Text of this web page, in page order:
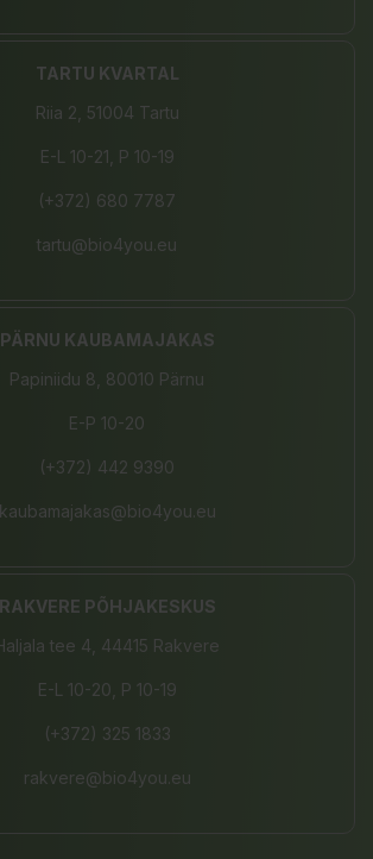
TARTU KVARTAL
Riia 2, 51004 Tartu
E-L 10-21, P 10-19
(+372) 680 7787
tartu@bio4you.eu
PÄRNU KAUBAMAJAKAS
Papiniidu 8, 80010 Pärnu
E-P 10-20
(+372) 442 9390
kaubamajakas@bio4you.eu
RAKVERE PÕHJAKESKUS
tee 4, 44415 Rakvere
E-L 10-20, P 10-19
(+372) 325 1833
rakvere@bio4you.eu